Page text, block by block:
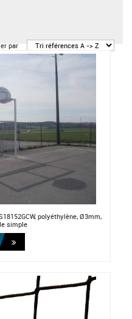
par
polyéthylène, Ø3mm,
simple